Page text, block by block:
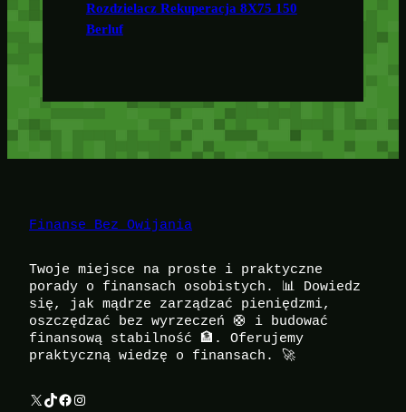
Rozdzielacz Rekuperacja 8X75 150
Berluf
Finanse Bez Owijania
Twoje miejsce na proste i praktyczne
porady o finansach osobistych. 📊 Dowiedz
się, jak mądrze zarządzać pieniędzmi,
oszczędzać bez wyrzeczeń 🛟 i budować
finansową stabilność 🏦. Oferujemy
praktyczną wiedzę o finansach. 🚀
X TikTok Facebook Instagram